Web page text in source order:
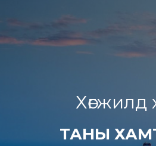
Хөгжилд
ТАНЫ